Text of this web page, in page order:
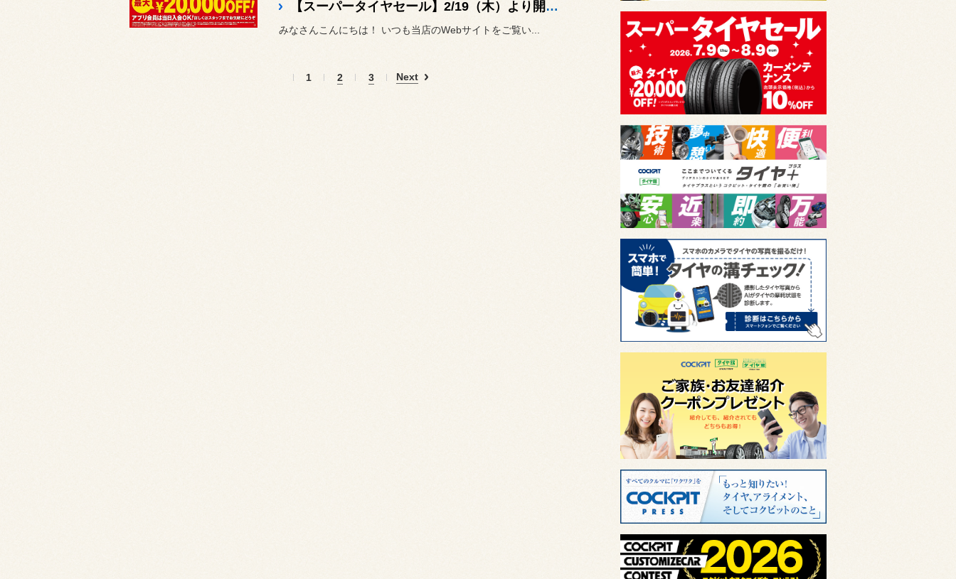
【スーパータイヤセール】2/19（木）より開催いたします！
みなさんこんにちは！ いつも当店のWebサイトをご覧い...
1 2 3 Next